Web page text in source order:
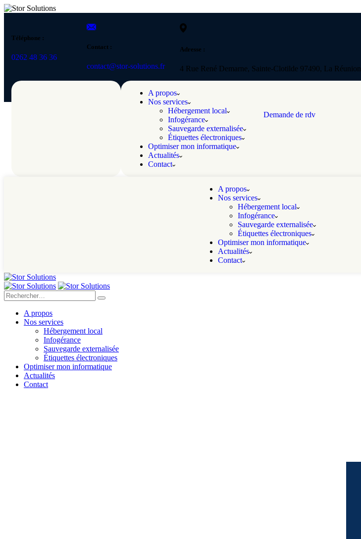
Téléphone :
0262 48 36 36
Contact :
contact@stor-solutions.fr
Adresse :
4 Rue René Demarne, Sainte-Clotilde 97490, La Réunion
A propos
Nos services
Hébergement local
Infogérance
Sauvegarde externalisée
Étiquettes électroniques
Optimiser mon informatique
Actualités
Contact
Demande de rdv
A propos
Nos services
Hébergement local
Infogérance
Sauvegarde externalisée
Étiquettes électroniques
Optimiser mon informatique
Actualités
Contact
A propos
Nos services
Hébergement local
Infogérance
Sauvegarde externalisée
Étiquettes électroniques
Optimiser mon informatique
Actualités
Contact